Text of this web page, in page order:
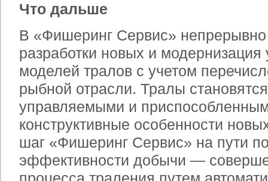
Что дальше
В «Фишеринг Сервис» непрерывно
разработки новых и
моделей тралов с учетом
рыбной отрасли. Тралы
управляемыми и
конструктивные особенности
шаг «Фишеринг Сервис» на пути
эффективности добычи —